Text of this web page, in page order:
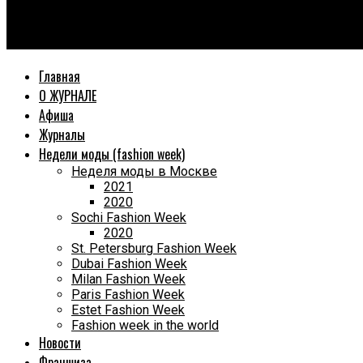
Главная
О ЖУРНАЛЕ
Афиша
Журналы
Недели моды (fashion week)
Неделя моды в Москве
2021
2020
Sochi Fashion Week
2020
St. Petersburg Fashion Week
Dubai Fashion Week
Milan Fashion Week
Paris Fashion Week
Estet Fashion Week
Fashion week in the world
Новости